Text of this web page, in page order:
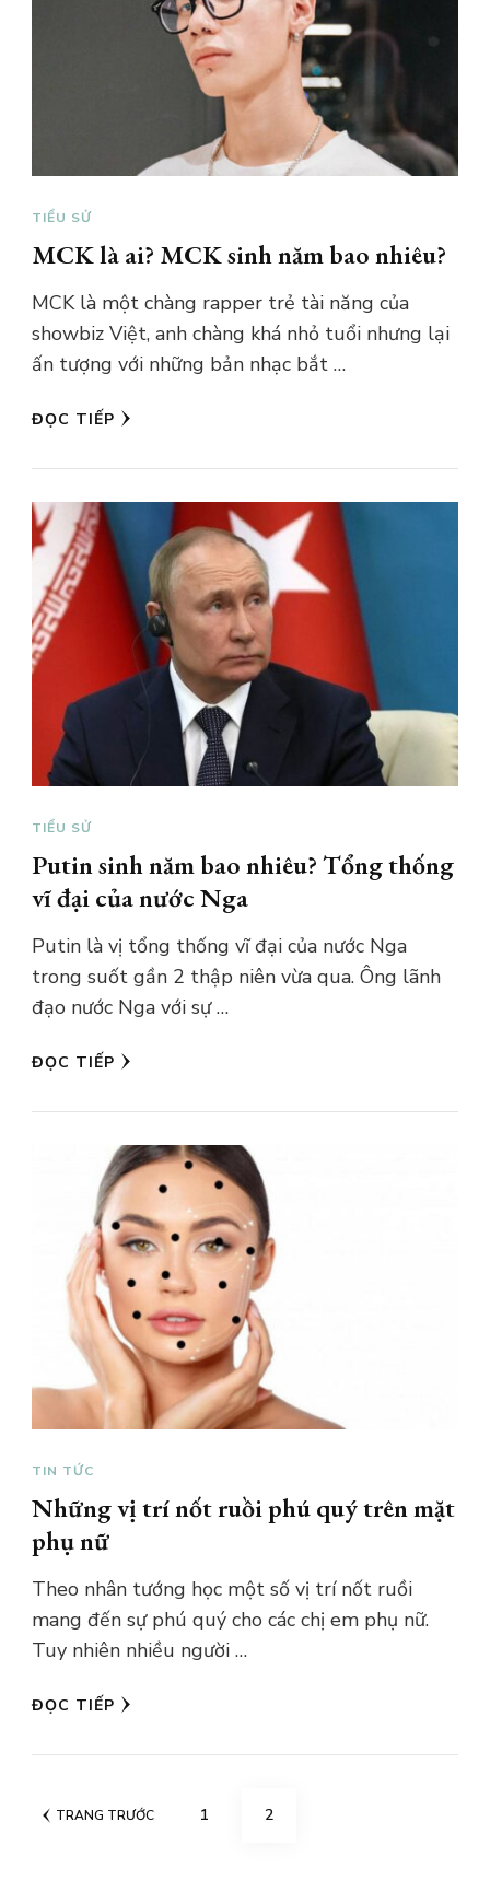
TIỂU SỬ
MCK là ai? MCK sinh năm bao nhiêu?
MCK là một chàng rapper trẻ tài năng của
showbiz Việt, anh chàng khá nhỏ tuổi nhưng lại
ấn tượng với những bản nhạc bắt …
ĐỌC TIẾP
TIỂU SỬ
Putin sinh năm bao nhiêu? Tổng thống
vĩ đại của nước Nga
Putin là vị tổng thống vĩ đại của nước Nga
trong suốt gần 2 thập niên vừa qua. Ông lãnh
đạo nước Nga với sự …
ĐỌC TIẾP
TIN TỨC
Những vị trí nốt ruồi phú quý trên mặt
phụ nữ
Theo nhân tướng học một số vị trí nốt ruồi
mang đến sự phú quý cho các chị em phụ nữ.
Tuy nhiên nhiều người …
ĐỌC TIẾP
Phân
TRANG TRƯỚC TRANG
1 TRANG
2